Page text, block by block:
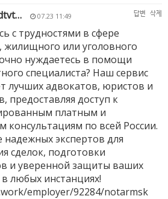
07.23 11:49 답변 삭제
с трудностями в сфере
жилищного или уголовного
нуждаетесь в помощи
специалиста? Наш сервис
лучших адвокатов, юристов и
предоставляя доступ к
платным и
консультациям по всей России.
надежных экспертов для
сделок, подготовки
и уверенной защиты ваших
любых инстанциях!
employer/92284/notarmsk